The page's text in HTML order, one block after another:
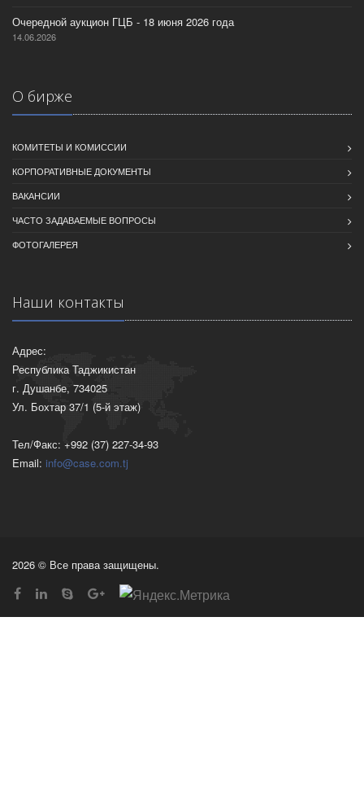
Очередной аукцион ГЦБ - 18 июня 2026 года
14.06.2026
О бирже
КОМИТЕТЫ И КОМИССИИ
КОРПОРАТИВНЫЕ ДОКУМЕНТЫ
ВАКАНСИИ
ЧАСТО ЗАДАВАЕМЫЕ ВОПРОСЫ
ФОТОГАЛЕРЕЯ
Наши контакты
Адрес:
Республика Таджикистан
г. Душанбе, 734025
Ул. Бохтар 37/1 (5-й этаж)
Тел/Факс: +992 (37) 227-34-93
Email: info@case.com.tj
2026 © Все права защищены.